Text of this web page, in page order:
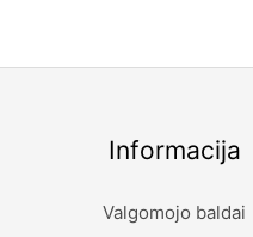
Informacija
Valgomojo baldai